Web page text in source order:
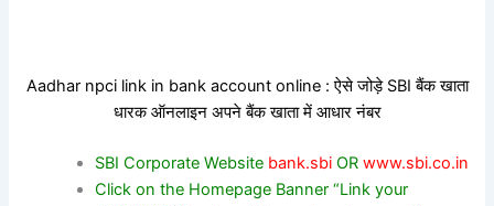
Aadhar npci link in bank account online : ऐसे जोड़े SBI बैंक खाता
धारक ऑनलाइन अपने बैंक खाता में आधार नंबर
SBI Corporate Website bank.sbi ORwww.sbi.co.in
Click on the Homepage Banner “Link your